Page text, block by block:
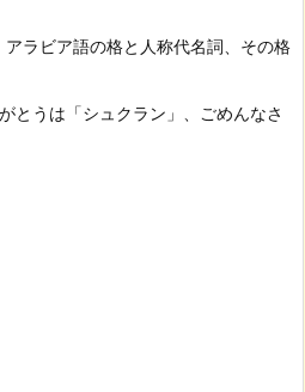
アラビア語の格と人称代名詞、その格
とうは「シュクラン」、ごめんなさ